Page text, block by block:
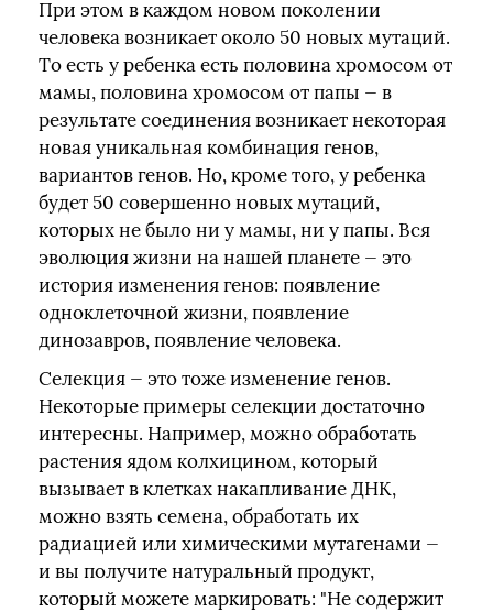
При этом в каждом новом поколении
человека возникает около 50 новых мутаций.
То есть у ребенка есть половина хромосом от
мамы, половина хромосом от папы — в
результате соединения возникает некоторая
новая уникальная комбинация генов,
вариантов генов. Но, кроме того, у ребенка
будет 50 совершенно новых мутаций,
которых не было ни у мамы, ни у папы. Вся
эволюция жизни на нашей планете — это
история изменения генов: появление
одноклеточной жизни, появление
динозавров, появление человека.
Селекция — это тоже изменение генов.
Некоторые примеры селекции достаточно
интересны. Например, можно обработать
растения ядом колхицином, который
вызывает в клетках накапливание ДНК,
можно взять семена, обработать их
радиацией или химическими мутагенами —
и вы получите натуральный продукт,
который можете маркировать: "Не содержит